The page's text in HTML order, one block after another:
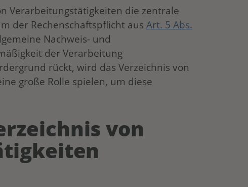
Verarbeitungstätigkeiten die zentrale
der Rechenschaftspflicht aus Art. 5 Abs.
Nachweis- und
der Verarbeitung
rückt, wird das Verzeichnis von
große Rolle spielen, um diese
von